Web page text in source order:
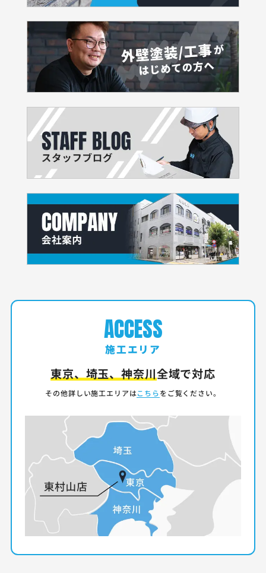
ACCESS
施工エリア
東京、埼玉、神奈川全域で対応
その他詳しい施工エリアはこちらをご覧ください。